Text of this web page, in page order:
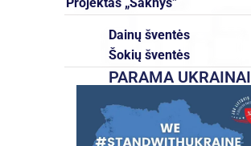
Dainų šventės
Šokių šventės
PARAMA UKRAINAI